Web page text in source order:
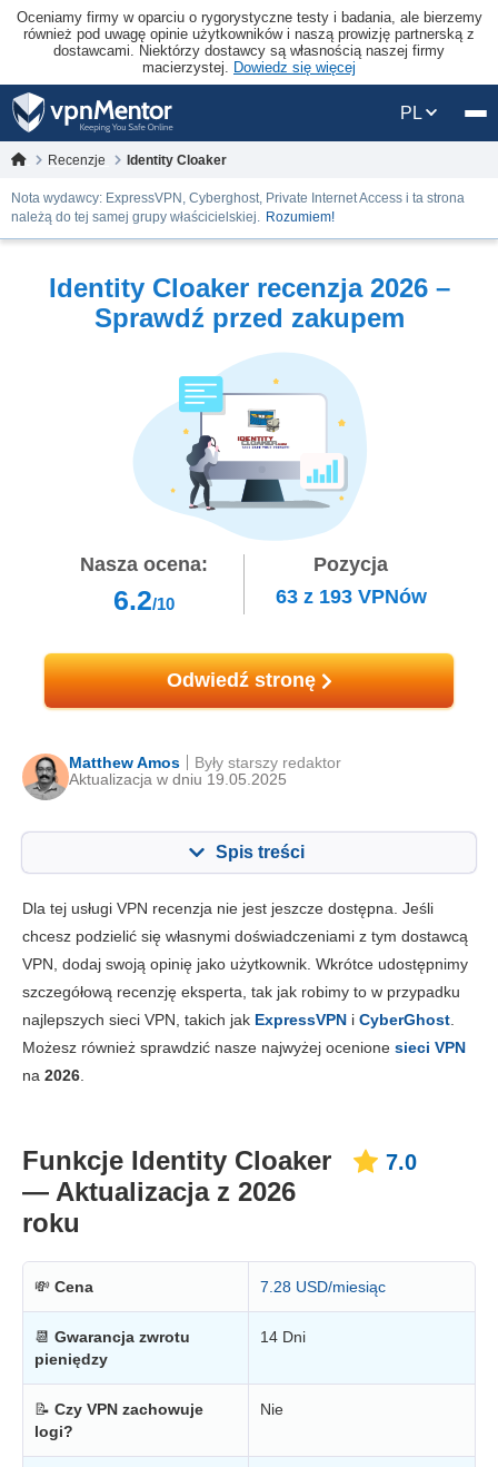
Oceniamy firmy w oparciu o rygorystyczne testy i badania, ale bierzemy
również pod uwagę opinie użytkowników i naszą prowizję partnerską z
dostawcami. Niektórzy dostawcy są własnością naszej firmy
macierzystej. Dowiedz się więcej
PL
Recenzje Identity Cloaker
Nota wydawcy: ExpressVPN, Cyberghost, Private Internet Access i ta strona
należą do tej samej grupy właścicielskiej. Rozumiem!
Identity Cloaker recenzja 2026 –
Sprawdź przed zakupem
Nasza ocena:
6.2/10
Pozycja
63 z 193VPNów
Odwiedź stronę
Matthew Amos
Aktualizacja w dniu 19.05.2025
Były starszy redaktor
Spis treści
Najważniejsze funkcje 7.0
Instalacja i aplikacje 8.0
Niezawodność i wsparcie 7.8
Dla tej usługi VPN recenzja nie jest jeszcze dostępna. Jeśli
chcesz podzielić się własnymi doświadczeniami z tym dostawcą
VPN, dodaj swoją opinię jako użytkownik. Wkrótce udostępnimy
szczegółową recenzję eksperta, tak jak robimy to w przypadku
najlepszych sieci VPN, takich jak ExpressVPN i CyberGhost
Możesz również sprawdzić nasze najwyżej ocenione sieci VPN
na 2026
Funkcje Identity Cloaker
— Aktualizacja z 2026
roku
7.0
💸 Cena 7.28 USD/miesiąc
📆 Gwarancja zwrotu
pieniędzy
14 Dni
📝 Czy VPN zachowuje
logi?
Nie